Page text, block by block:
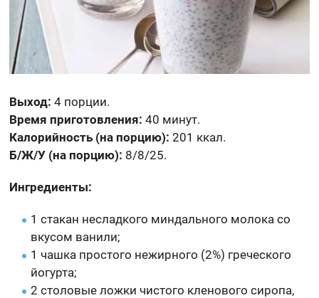
Выход: 4 порции.
Время приготовления: 40 минут.
Калорийность (на порцию): 201 ккал.
Б/Ж/У (на порцию): 8/8/25.
Ингредиенты:
1 стакан несладкого миндального молока со
вкусом ванили;
1 чашка простого нежирного (2%) греческого
йогурта;
2 столовые ложки чистого кленового сиропа,